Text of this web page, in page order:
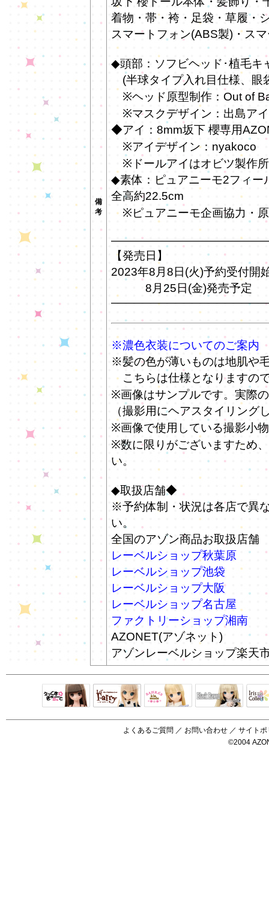
備
考
着物・帯・袴・足袋・草履・
スマートフォン(ABS製)・ス
◆頭部：ソフビヘッド･植毛キ
(半球タイプ入れ目仕様、眼
※ヘッド原型制作：Out of
※マスクデザイン：出島アイ
◆アイ：8mm坂下 櫻専用
※アイデザイン：nyakoco
※ドールアイはオビツ製作
◆素体：ピュアニーモ2フィ
全高約22.5cm
※ピュアニーモ企画協力・
【発売日】
2023年8月8日(火)予約受付開
8月25日(金)発売予定
※濃色衣装についてのご案内
※髪の色が薄いものは地肌や
こちらは仕様となりますの
※画像はサンプルです。実際
（撮影用にヘアスタイリング
※画像で使用している撮影小
※数に限りがございますため
い。
◆取扱店舗◆
※予約体制・状況は各店で異
い。
全国のアゾン商品お取扱店舗
レーベルショップ秋葉原
レーベルショップ池袋
レーベルショップ大阪
レーベルショップ名古屋
ファクトリーショップ湘南
AZONET(アゾネット)
アゾンレーベルショップ楽天
よくあるご質問 ／ お問い合わせ ／ サイトポ
©2004